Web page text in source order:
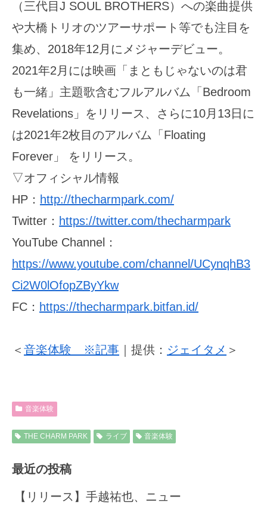
（三代目J SOUL BROTHERS）への楽曲提供
や大橋トリオのツアーサポート等でも注目を
集め、2018年12月にメジャーデビュー。
2021年2月には映画「まともじゃないのは君
も一緒」主題歌含むフルアルバム「Bedroom
Revelations」をリリース、さらに10月13日に
は2021年2枚目のアルバム「Floating
Forever」 をリリース。
▽オフィシャル情報
HP： http://thecharmpark.com/
Twitter： https://twitter.com/thecharmpark
YouTube Channel：
https://www.youtube.com/channel/UCynqhB3
Ci2W0lOfopZByYkw
FC： https://thecharmpark.bitfan.id/
＜ 音楽体験 ※記事 ｜提供： ジェイタメ ＞
音楽体験
THE CHARM PARK ライブ 音楽体験
最近の投稿
【リリース】手越祐也、ニュー